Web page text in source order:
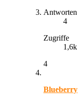
Antworten
4
Zugriffe
1,6k
4
Blueberry